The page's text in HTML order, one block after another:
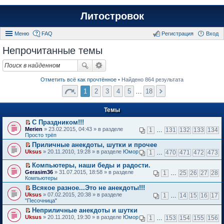
Литостровок
Меню FAQ Вход
Регистрация
Непрочитанные темы
Отметить всё как прочтённое • Найдено 864 результата
1 2 3 4 5 18
Темы
П
е
р
й
и
к
п
е
р
в
о
м
у
н
С Праздником!!!
1 … 131 132 133 134
Merien » 23.02.2015, 04:43 » в разделе
Просто трёп
П
р
е
й
т
и
к
п
е
р
в
Приличные анекдоты, шутки и прочее
1 … 470 471 472 473
Uksus » 20.11.2010, 19:28 » в разделе Юмор
П
е
р
е
й
т
и
к
п
Компьютеры, наши беды и радости.
1 … 25 26 27 28
Gerasim36 » 31.07.2015, 18:58 » в разделе
Компьютеры
П
е
р
е
й
Всякое разное...Это не анекдоты!!!
1 … 14 15 16 17
Uksus » 07.02.2015, 20:38 » в разделе
"Песочница"
П
Неприличные анекдоты и шутки
1 … 153 154 155 156
Uksus » 20.11.2010, 19:30 » в разделе Юмор